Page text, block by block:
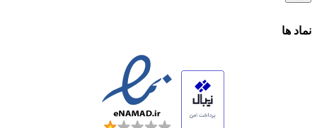
نماد ها